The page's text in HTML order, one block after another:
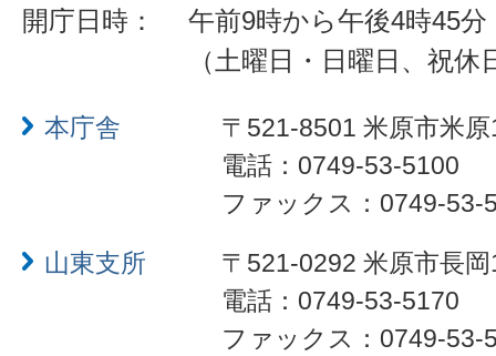
開庁日時：
午前9時から午後4時45分
（土曜日・日曜日、祝
本庁舎
〒521-8501 米原市米
電話：0749-53-5100
ファックス：0749-53-
山東支所
〒521-0292 米原市長
電話：0749-53-5170
ファックス：0749-53-